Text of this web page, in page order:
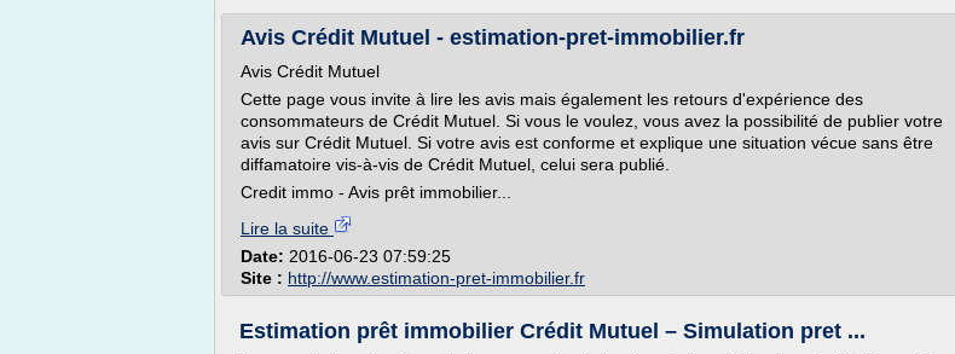
Avis Crédit Mutuel - estimation-pret-immobilier.fr
Avis Crédit Mutuel
Cette page vous invite à lire les avis mais également les retours d'expérience des
consommateurs de Crédit Mutuel. Si vous le voulez, vous avez la possibilité de publier votre
avis sur Crédit Mutuel. Si votre avis est conforme et explique une situation vécue sans être
diffamatoire vis-à-vis de Crédit Mutuel, celui sera publié.
Credit immo - Avis prêt immobilier...
Lire la suite
Date: 2016-06-23 07:59:25
Site : http://www.estimation-pret-immobilier.fr
Estimation prêt immobilier Crédit Mutuel – Simulation pret ...